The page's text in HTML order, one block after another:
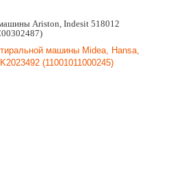
Ariston, Indesit 518012